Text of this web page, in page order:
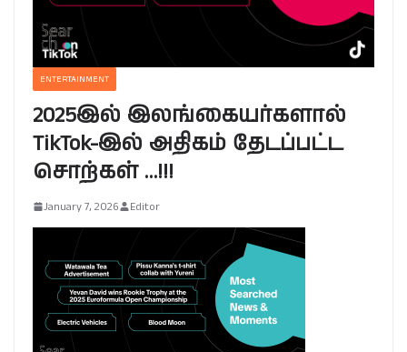
ENTERTAINMENT
2025இல் இலங்கையர்களால்
TikTok-இல் அதிகம் தேடப்பட்ட
சொற்கள் …!!!
January 7, 2026 Editor